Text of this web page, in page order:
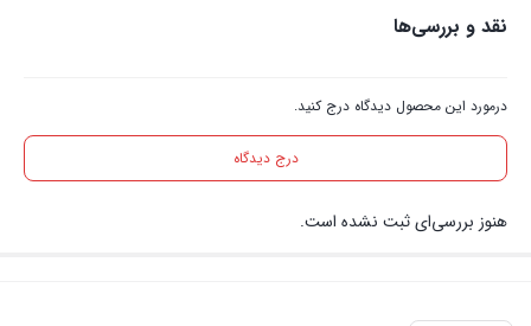
نقد و بررسی‌ها
درمورد این محصول دیدگاه درج کنید.
درج دیدگاه
هنوز بررسی‌ای ثبت نشده است.